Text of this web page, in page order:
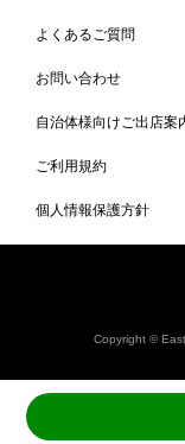
よくあるご質問
お問い合わせ
自治体様向けご出店案
ご利用規約
個人情報保護方針
Copyright ©